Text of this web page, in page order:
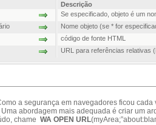
Descrição
Se especificado, objeto é um
Nome objeto (se * for
código de fonte HTML
URL para referências relativas
a segurança em navegadores ficou
abordagem mais adequada é criar um
chame WA OPEN URL